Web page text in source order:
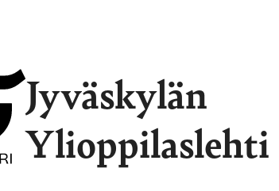
Jyväskylän
Ylioppilaslehti